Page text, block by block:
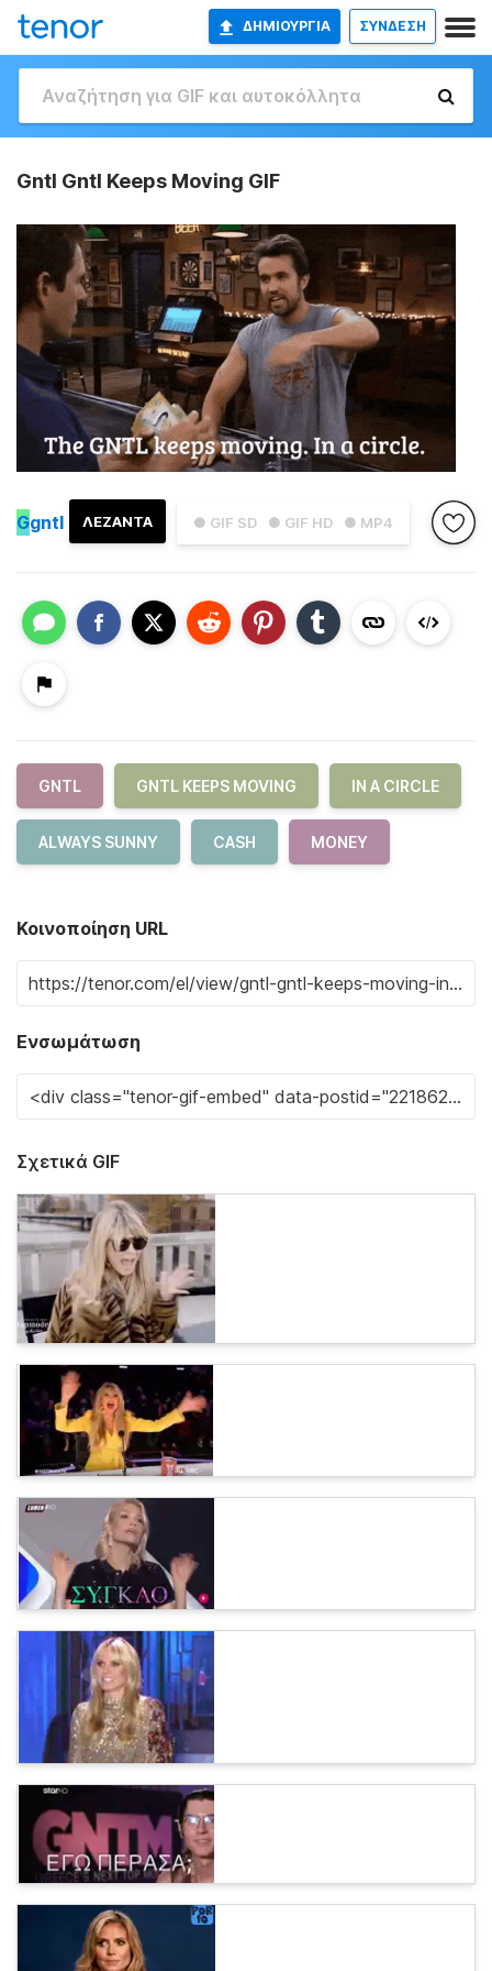
ΔΗΜΙΟΥΡΓΊΑ ΣΥΝΔΕΣΗ
Gntl Gntl Keeps Moving GIF
● GIF SD ● GIF HD ● MP4
ΛΕΖΑΝΤΑ
Ggntl
GNTL GNTL KEEPS MOVING IN A CIRCLE
ALWAYS SUNNY CASH MONEY
Κοινοποίηση URL
Ενσωμάτωση
Σχετικά GIF